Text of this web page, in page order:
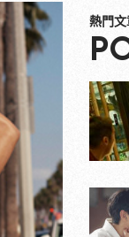
熱門文